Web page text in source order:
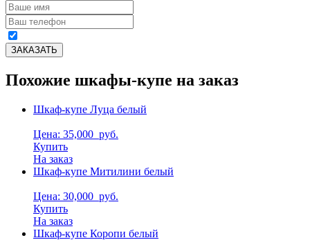
Похожие шкафы-купе на заказ
Шкаф-купе Луца белый
Цена: 35,000 руб.
Купить
На заказ
Шкаф-купе Митилини белый
Цена: 30,000 руб.
Купить
На заказ
Шкаф-купе Коропи белый